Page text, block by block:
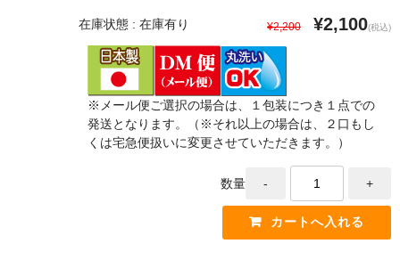
在庫状態 : 在庫有り ¥2,200 ¥2,100(税込)
※メール便ご選択の場合は、１包装につき１点での
発送となります。（※それ以上の場合は、２口もし
くは宅急便扱いに変更させていただきます。）
数量